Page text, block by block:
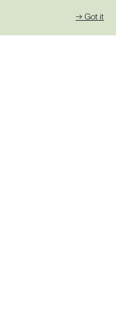
→ Got it